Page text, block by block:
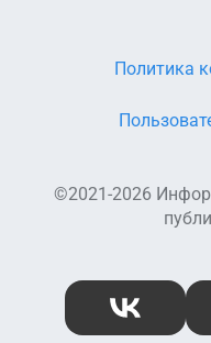
©2021-2026
Политика
ВКонтакте